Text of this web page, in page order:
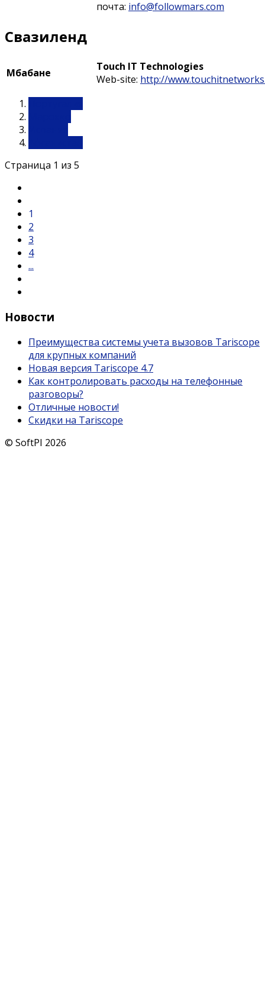
почта: info@followmars.com
Свазиленд
Мбабане
Touch IT Technologies
Web-site: http://
Страница 1 из 5
1
2
3
4
...
Новости
Преимущества системы учета вызовов Tariscope
для крупных компаний
Новая версия Tariscope 4.7
Как контролировать расходы на телефонные
разговоры?
Отличные новости!
Скидки на Tariscope
© SoftPI 2026